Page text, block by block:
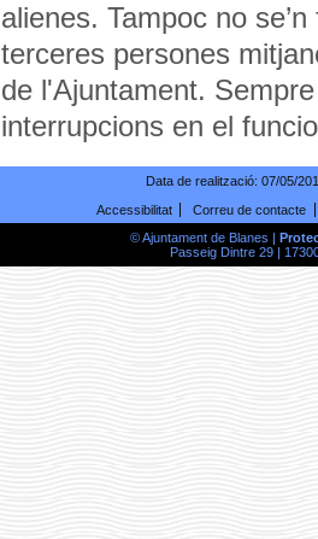
alienes. Tampoc no
terceres persones
de l'Ajuntament.
interrupcions en el
Data de realització: 07/05/
Accessibilitat
Correu de contacte
© Ajuntament de Blanes |
Passeig Dintre 29 |